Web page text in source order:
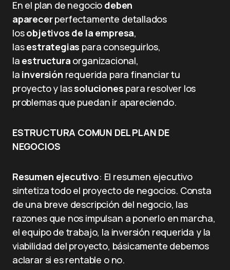
En el plan de negocio deben
aparecerperfectamente detallados
losobjetivos de la empresa,
lasestrategias para conseguirlos,
la estructura organizacional,
la inversión requerida para financiar tu
proyecto y lassoluciones para resolver los
problemas que puedan ir apareciendo.
ESTRUCTURA COMUN DEL PLAN DE
NEGOCIOS
Resumen ejecutivo: El resumen ejecutivo
sintetiza todo el proyecto de negocios. Consta
de una breve descripción del negocio, las
razones que nos impulsan a ponerlo en marcha,
el equipo de trabajo, la inversión requerida y la
viabilidad del proyecto, básicamente debemos
aclarar si es rentable o no.